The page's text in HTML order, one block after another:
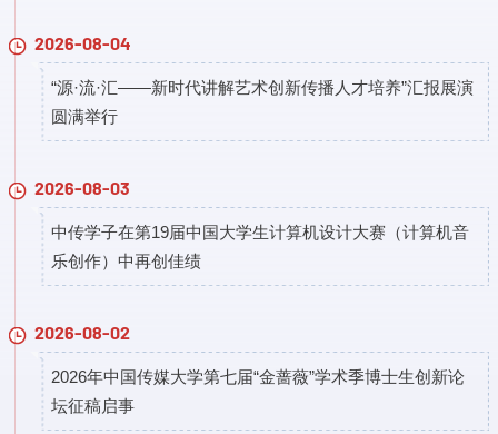
2026-08-04
“源·流·汇——新时代讲解艺术创新传播人才培养”汇报展演
圆满举行
2026-08-03
中传学子在第19届中国大学生计算机设计大赛（计算机音
乐创作）中再创佳绩
2026-08-02
2026年中国传媒大学第七届“金蔷薇”学术季博士生创新论
坛征稿启事